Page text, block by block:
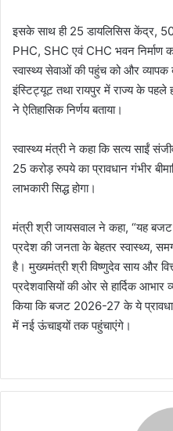
इसके साथ ही 25 डायलिसिस केंद्र,
PHC, SHC एवं CHC भवन निर्माण
स्वास्थ्य सेवाओं की पहुंच को और
इंस्टिट्यूट तथा रायपुर में राज्य के पहले
ने ऐतिहासिक निर्णय बताया।
स्वास्थ्य मंत्री ने कहा कि सत्य साईं
25 करोड़ रुपये का प्रावधान गंभीर
लाभकारी सिद्ध होगा।
मंत्री श्री जायसवाल ने कहा, “यह
प्रदेश की जनता के बेहतर स्वास्थ्य,
है। मुख्यमंत्री श्री विष्णुदेव साय और
प्रदेशवासियों की ओर से हार्दिक आभार
किया कि बजट 2026-27 के ये
में नई ऊंचाइयों तक पहुंचाएंगे।